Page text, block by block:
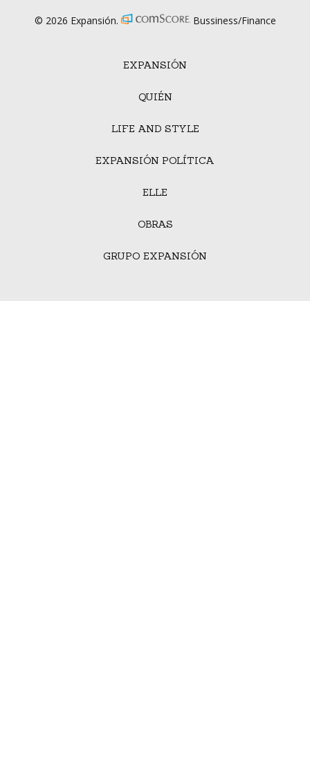
EXPANSIÓN
QUIÉN
LIFE AND STYLE
EXPANSIÓN POLÍTICA
ELLE
OBRAS
GRUPO EXPANSIÓN
© 2026 Expansión. Bussiness/Finance